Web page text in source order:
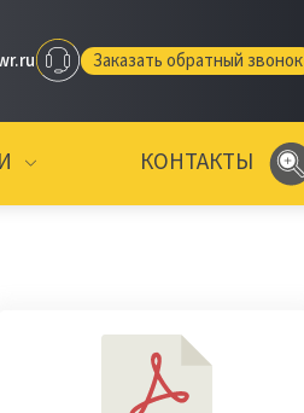
Заказать обратный звонок
КОНТАКТЫ